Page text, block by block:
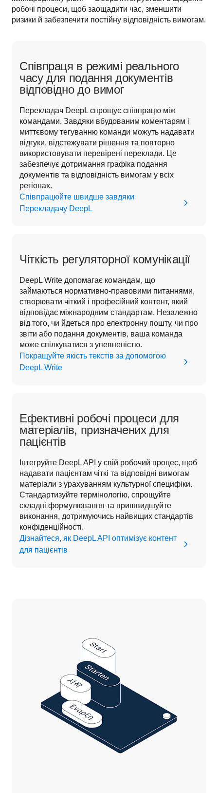
робочі процеси, щоб заощадити час, зменшити
Співпраця в режимі реального
часу для подання документів
відповідно до вимог
Перекладач DeepL спрощує співпрацю між
командами. Завдяки вбудованим коментарям і
миттєвому тегуванню команди можуть надавати
відгуки, відстежувати рішення та повторно
використовувати перевірені переклади. Це
забезпечує дотримання графіка подання
документів та відповідність вимогам у всіх
регіонах.
Співпрацюйте швидше завдяки
Перекладачу DeepL
Чіткість регуляторної комунікації
DeepL Write допомагає командам, що
займаються нормативно-правовими питаннями,
створювати чіткий і професійний контент, який
відповідає міжнародним стандартам. Незалежно
від того, чи йдеться про електронну пошту, чи про
звіти або подання документів, ваша команда
може спілкуватися з упевненістю.
Покращуйте якість текстів за допомогою
DeepL Write
Ефективні робочі процеси для
матеріалів, призначених для
пацієнтів
Інтегруйте DeepL API у свій робочий процес, щоб
надавати пацієнтам чіткі та відповідні вимогам
матеріали з урахуванням культурної специфіки.
Стандартизуйте термінологію, спрощуйте
складні формулювання та пришвидшуйте
виконання, дотримуючись найвищих стандартів
конфіденційності.
Дізнайтеся, як DeepL API оптимізує контент
для пацієнтів